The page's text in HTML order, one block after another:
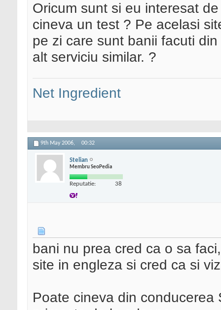
Oricum sunt si eu interesat
cineva un test ? Pe acelasi
pe zi care sunt banii facuti
alt serviciu similar. ?
Net Ingredient
9th May 2006, 00:32
Stelian
Membru SeoPedia
Reputatie: 38
bani nu prea cred ca o sa
site in engleza si cred ca si
Poate cineva din